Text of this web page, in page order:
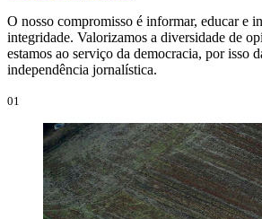
O nosso compromisso é informar, educar e
integridade. Valorizamos a diversidade de
estamos ao serviço da democracia, por isso
independência jornalística.
01